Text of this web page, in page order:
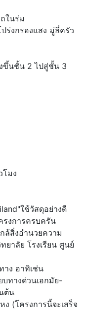
ในร่ม
ร่งกรองแสง มู่ลี่ครัว
ขึ้นชั้น 2 ไปสู่ชั้น 3
มง
ใช้วัสดุอย่างดี
รงการครบครัน
ล้สิ่งอำนวยความ
าลัย โรงเรียน ศูนย์
าง อาทิเช่น
บทางด่วนเอกมัย-
ต้น
(โครงการนี้จะเสร็จ